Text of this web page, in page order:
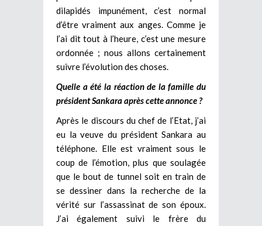
dilapidés impunément, c’est normal
d’être vraiment aux anges. Comme je
l’ai dit tout à l’heure, c’est une mesure
ordonnée ; nous allons certainement
suivre l’évolution des choses.
Quelle a été la réaction de la famille du
président Sankara après cette annonce ?
Après le discours du chef de l’Etat, j’ai
eu la veuve du président Sankara au
téléphone. Elle est vraiment sous le
coup de l’émotion, plus que soulagée
que le bout de tunnel soit en train de
se dessiner dans la recherche de la
vérité sur l’assassinat de son époux.
J’ai également suivi le frère du